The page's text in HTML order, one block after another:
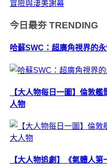
今日最夯 TRENDING
哈蘇SWC：超廣角視界的
【大人物每日一圖】倫敦
人物
【大人物追劇】《氣體人